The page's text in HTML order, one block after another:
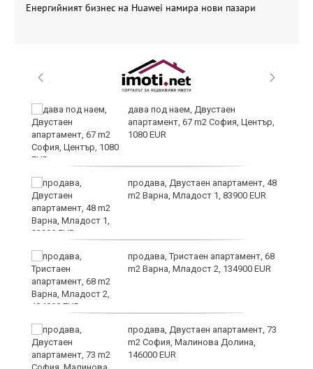
Енергийният бизнес на Huawei намира нови пазари
дава под наем, Двустаен
апартамент, 67 m2 София, Център,
1080 EUR
продава, Двустаен апартамент, 48
m2 Варна, Младост 1, 83900 EUR
продава, Тристаен апартамент, 68
m2 Варна, Младост 2, 134900 EUR
продава, Двустаен апартамент, 73
m2 София, Малинова Долина,
146000 EUR